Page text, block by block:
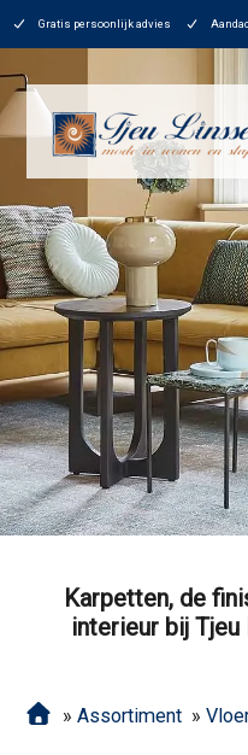
Gratis persoonlijk advies
Karpetten, de
interieur bij
»Assortiment »